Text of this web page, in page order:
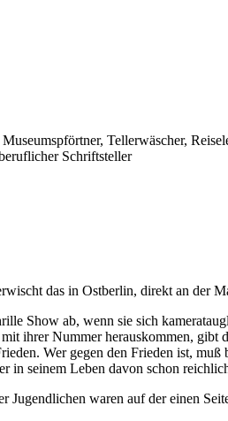
Tellerwäscher,
Schriftsteller
das in Ostberlin, direkt an der
Show ab, wenn sie sich
ihrer Nummer herauskommen, gibt
Wer gegen den Frieden ist,
in seinem Leben davon schon
waren auf der einen